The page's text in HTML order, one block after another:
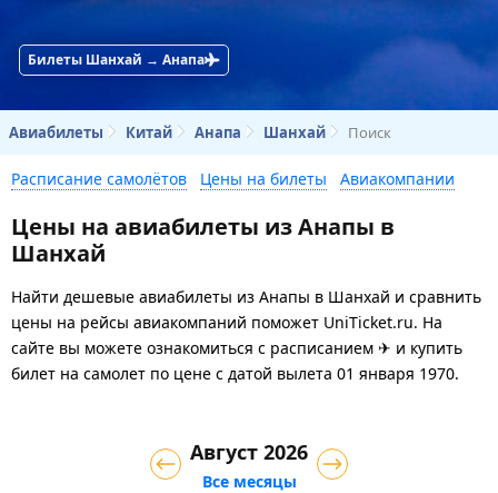
Билеты Шанхай → Анапа
Авиабилеты Китай Анапа Шанхай Поиск
Расписание самолётов Цены на билеты Авиакомпании
Цены на авиабилеты из Анапы в
Шанхай
Найти дешевые авиабилеты из Анапы в Шанхай и сравнить
цены на рейсы авиакомпаний поможет UniTicket.ru. На
сайте вы можете ознакомиться с расписанием ✈ и купить
билет на самолет по цене с датой вылета 01 января 1970.
Август 2026
Все месяцы